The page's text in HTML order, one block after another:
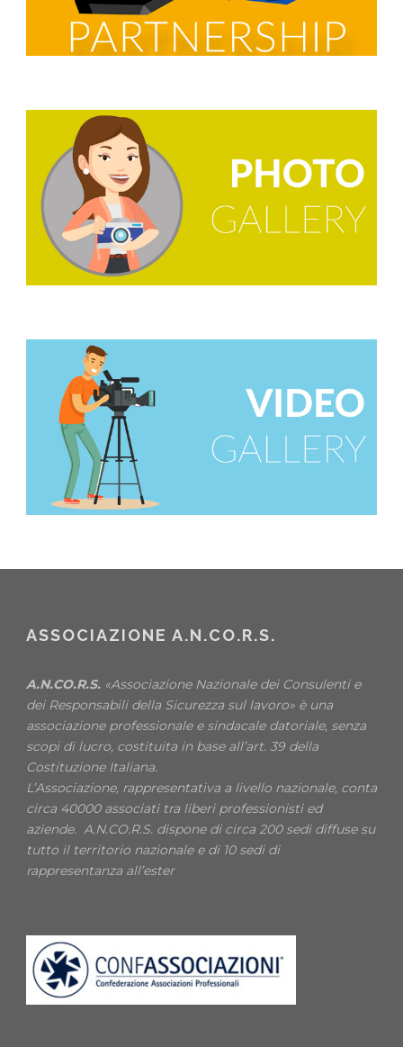
ASSOCIAZIONE A.N.CO.R.S.
A.N.CO.R.S. «Associazione Nazionale dei Consulenti e
dei Responsabili della Sicurezza sul lavoro» è una
associazione professionale e sindacale datoriale, senza
scopi di lucro, costituita in base all’art. 39 della
Costituzione Italiana.
L’Associazione, rappresentativa a livello nazionale, conta
circa 40000 associati tra liberi professionisti ed
aziende. A.N.CO.R.S. dispone di circa 200 sedi diffuse su
tutto il territorio nazionale e di 10 sedi di
rappresentanza all’ester